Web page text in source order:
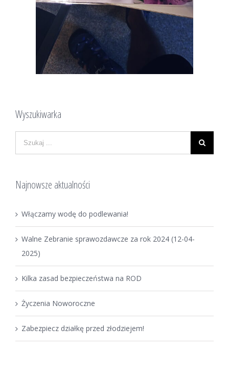
Wyszukiwarka
Najnowsze aktualności
Włączamy wodę do podlewania!
Walne Zebranie sprawozdawcze za rok 2024 (12-04-
2025)
Kilka zasad bezpieczeństwa na ROD
Życzenia Noworoczne
Zabezpiecz działkę przed złodziejem!